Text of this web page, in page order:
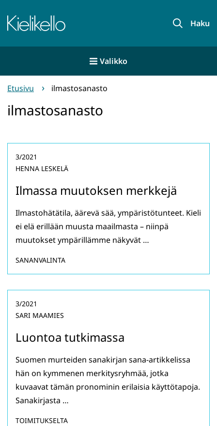
sisältöön
Etusivu Haku
Valikko
Etusivu ilmastosanasto
ilmastosanasto
Ilmassa muutoksen merkkejä
3/2021
HENNA LESKELÄ
Ilmastohätätila, äärevä sää, ympäristötunteet. Kieli
ei elä erillään muusta maailmasta – niinpä
muutokset ympärillämme näkyvät …
SANANVALINTA
Luontoa tutkimassa
3/2021
SARI MAAMIES
Suomen murteiden sanakirjan sana-artikkelissa
hän on kymmenen merkitysryhmää, jotka
kuvaavat tämän pronominin erilaisia käyttötapoja.
Sanakirjasta …
TOIMITUKSELTA